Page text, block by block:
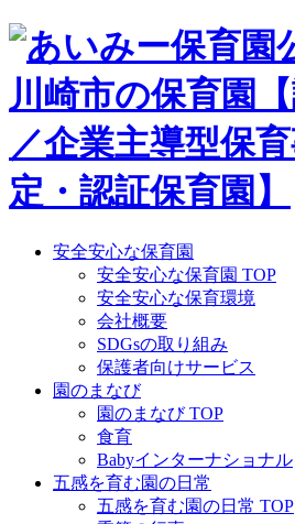
Skip
content
安全安心な保育園
安全安心な保育園 TOP
安全安心な保育環境
会社概要
SDGsの取り組み
保護者向けサービス
園のまなび
園のまなび TOP
食育
Babyインターナショナル
五感を育む園の日常
五感を育む園の日常 TOP